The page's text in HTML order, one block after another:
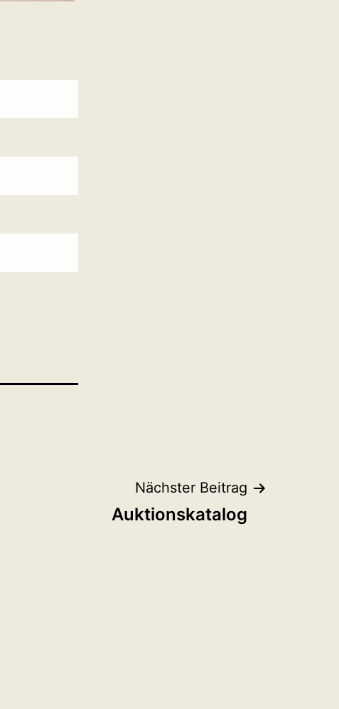
Nächster Beitrag
Auktionskatalog